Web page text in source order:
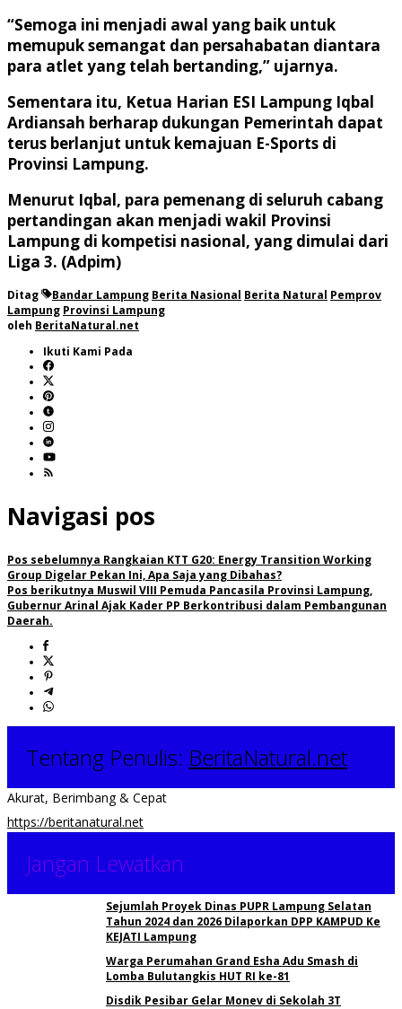
“Semoga ini menjadi awal yang baik untuk
memupuk semangat dan persahabatan diantara
para atlet yang telah bertanding,” ujarnya.
Sementara itu, Ketua Harian ESI Lampung Iqbal
Ardiansah berharap dukungan Pemerintah dapat
terus berlanjut untuk kemajuan E-Sports di
Provinsi Lampung.
Menurut Iqbal, para pemenang di seluruh cabang
pertandingan akan menjadi wakil Provinsi
Lampung di kompetisi nasional, yang dimulai dari
Liga 3. (Adpim)
Ditag Bandar Lampung Berita Nasional Berita Natural Pemprov
Lampung Provinsi Lampung
oleh BeritaNatural.net
Ikuti Kami Pada
Navigasi pos
Pos sebelumnya Rangkaian KTT G20: Energy Transition Working
Group Digelar Pekan Ini, Apa Saja yang Dibahas?
Pos berikutnya Muswil VIII Pemuda Pancasila Provinsi Lampung,
Gubernur Arinal Ajak Kader PP Berkontribusi dalam Pembangunan
Daerah.
Tentang Penulis: BeritaNatural.net
Akurat, Berimbang & Cepat
https://beritanatural.net
Jangan Lewatkan
Sejumlah Proyek Dinas PUPR Lampung Selatan
Tahun 2024 dan 2026 Dilaporkan DPP KAMPUD Ke
KEJATI Lampung
Warga Perumahan Grand Esha Adu Smash di
Lomba Bulutangkis HUT RI ke-81
Disdik Pesibar Gelar Monev di Sekolah 3T